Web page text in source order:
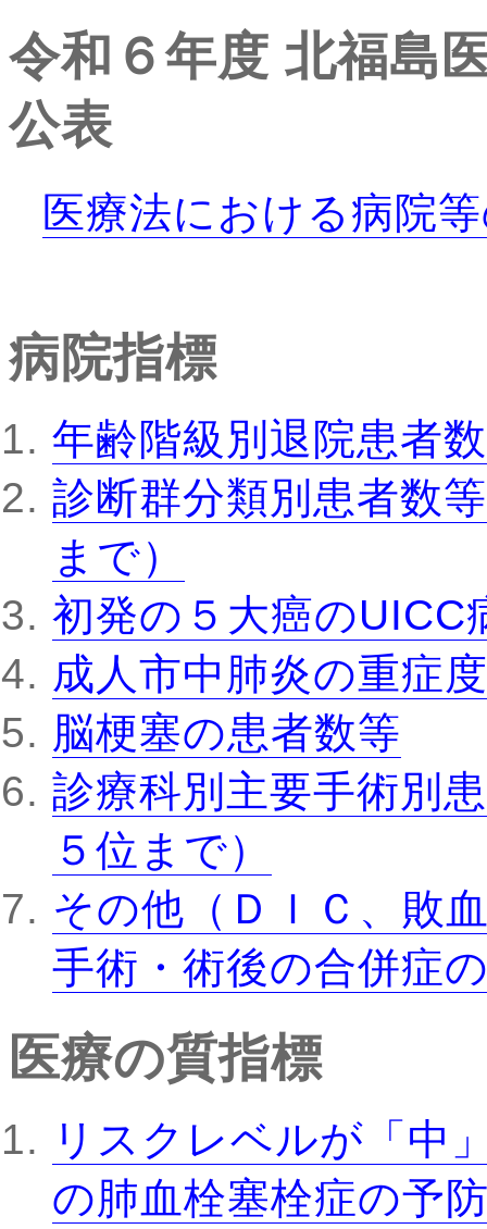
令和６年度 北福島
公表
医療法における病院
病院指標
年齢階級別退院患者数
診断群分類別患者数
まで）
初発の５大癌のUICC
成人市中肺炎の重症
脳梗塞の患者数等
診療科別主要手術別
５位まで）
その他（ＤＩＣ、敗
手術・術後の合併症
医療の質指標
リスクレベルが「中
の肺血栓塞栓症の予